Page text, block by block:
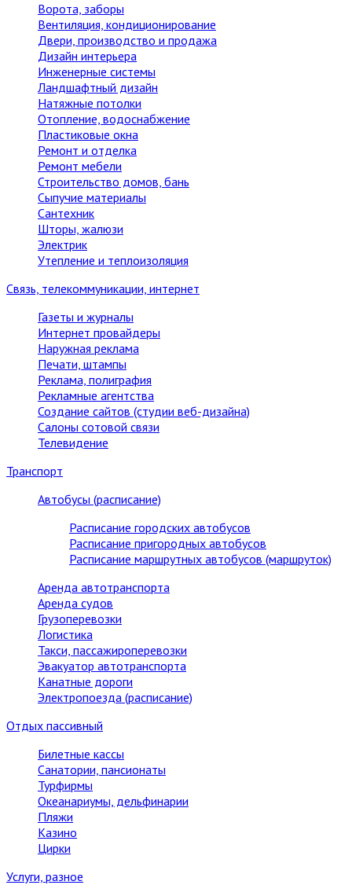
Ворота, заборы
Вентиляция, кондиционирование
Двери, производство и продажа
Дизайн интерьера
Инженерные системы
Ландшафтный дизайн
Натяжные потолки
Отопление, водоснабжение
Пластиковые окна
Ремонт и отделка
Ремонт мебели
Строительство домов, бань
Сыпучие материалы
Сантехник
Шторы, жалюзи
Электрик
Утепление и теплоизоляция
Связь, телекоммуникации, интернет
Газеты и журналы
Интернет провайдеры
Наружная реклама
Печати, штампы
Реклама, полиграфия
Рекламные агентства
Создание сайтов (студии веб-дизайна)
Салоны сотовой связи
Телевидение
Транспорт
Автобусы (расписание)
Расписание городских автобусов
Расписание пригородных автобусов
Расписание маршрутных автобусов (маршруток)
Аренда автотранспорта
Аренда судов
Грузоперевозки
Логистика
Такси, пассажироперевозки
Эвакуатор автотранспорта
Канатные дороги
Электропоезда (расписание)
Отдых пассивный
Билетные кассы
Санатории, пансионаты
Турфирмы
Океанариумы, дельфинарии
Пляжи
Казино
Цирки
Услуги, разное